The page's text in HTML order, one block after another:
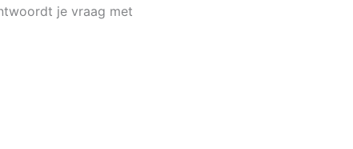
je vraag met